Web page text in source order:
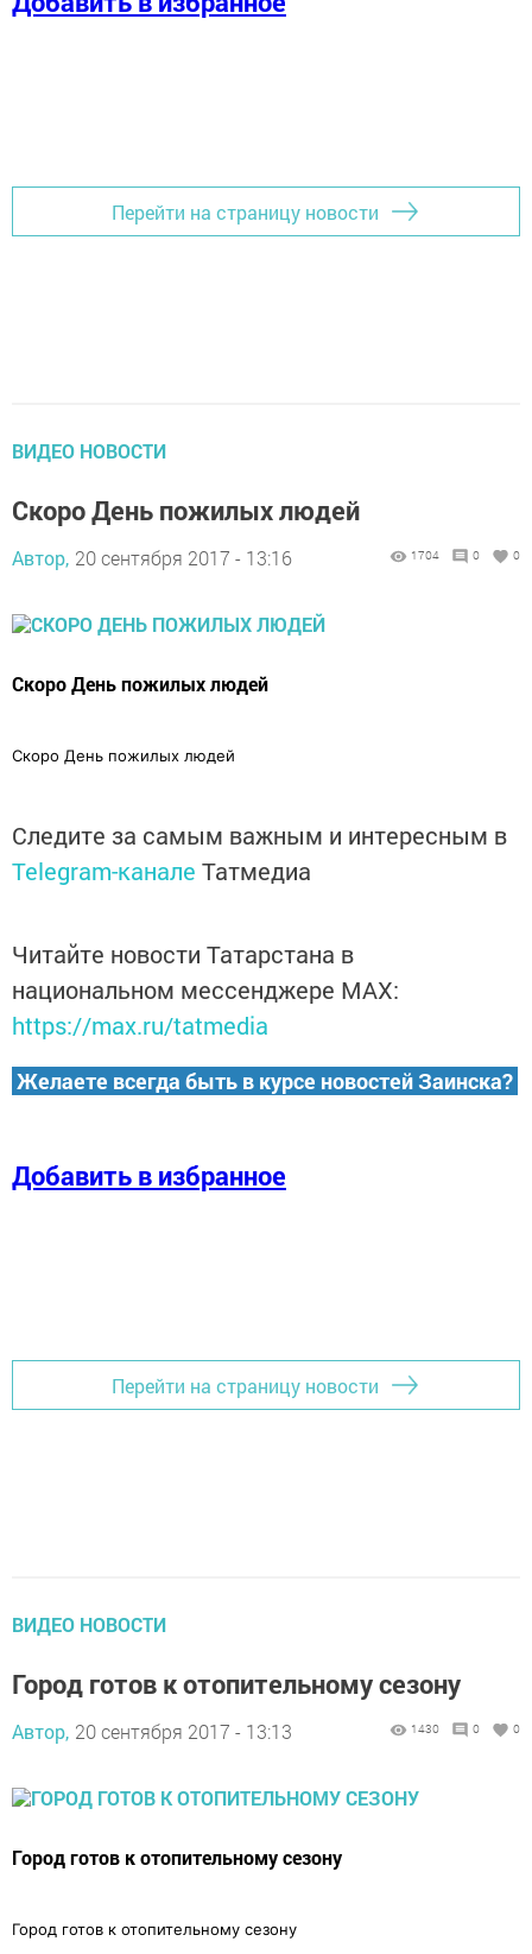
Перейти на страницу новости
ВИДЕО НОВОСТИ
Скоро День пожилых людей
Автор, 20 сентября 2017 - 13:16 1704 0 0
Скоро День пожилых людей
Скоро День пожилых людей
Следите за самым важным и интересным в
Telegram-канале Татмедиа
Читайте новости Татарстана в
национальном мессенджере MАХ:
https://max.ru/tatmedia
Желаете всегда быть в курсе новостей Заинска?
Добавить в избранное
Перейти на страницу новости
ВИДЕО НОВОСТИ
Город готов к отопительному сезону
Автор, 20 сентября 2017 - 13:13 1430 0 0
Город готов к отопительному сезону
Город готов к отопительному сезону